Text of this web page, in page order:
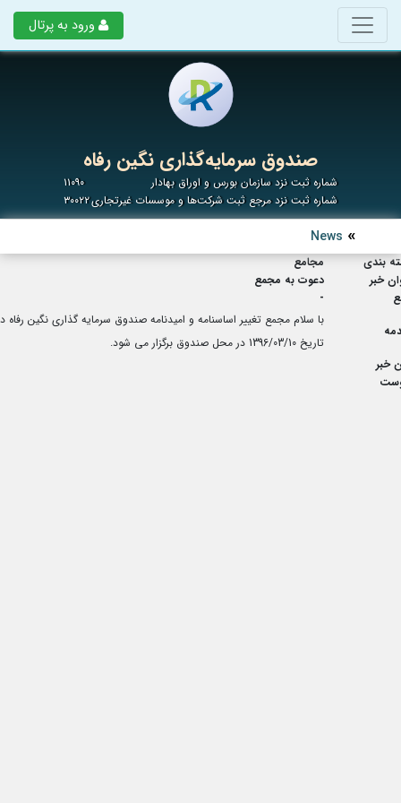
ورود به پرتال
صندوق سرمایه‌گذاری نگین رفاه
شماره ثبت نزد سازمان بورس و اوراق بهادار
۱۱۰۹۰
شماره ثبت نزد مرجع ثبت شرکت‌ها و موسسات غیرتجاری۳۰۰۲۲
News
بندی
مجامع
خبر
دعوت به مجمع
-
با سلام مجمع تغییر اساسنامه و امیدنامه صندوق سرمایه گذاری نگین رفاه
تاریخ 1396/03/10 در محل صندوق برگزار می شود.
خبر